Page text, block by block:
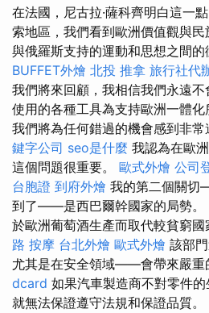
在法國，尼古拉·薩科齊明白這一
索地區，我們看到歐洲價值觀與
與俄羅斯支持的運動和思想之間的
BUFFET外燴 北投 推拿 旅行社代
我們將來回顧，我相信我們永遠
使用的各種工具為支持歐洲一體化
我們將為任何錯過的機會感到非常
鍵字公司 seo是什麼 我認為在歐
這個問題很重要。 歐式外燴 公司
台胞證 到府外燴 我的第二個關
到了——是西巴爾幹國家的局勢。
於歐洲葡萄酒生產而取代較貧窮國
路 按摩 台北外燴 歐式外燴 該部
尤其是在安全領域——會帶來嚴重
dcard 如果汽車製造商不對零件
就無法保證遵守法規和保證品質。